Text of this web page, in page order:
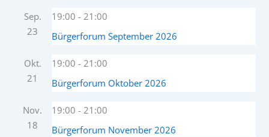
Sep.
23
19:00 -21:00
Bürgerforum September 2026
Okt.
21
19:00 -21:00
Bürgerforum Oktober 2026
Nov.
18
19:00 -21:00
Bürgerforum November 2026